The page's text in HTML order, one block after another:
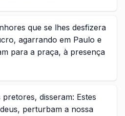
que se lhes desfizera
agarrando em Paulo e
para a praça, à presença
disseram: Estes
perturbam a nossa